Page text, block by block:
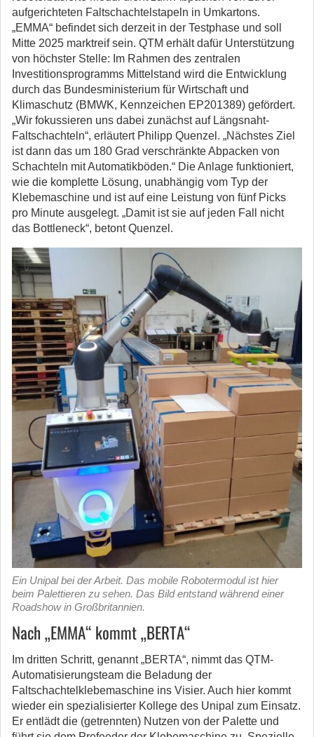
aufgerichteten Faltschachtelstapeln in Umkartons.
„EMMA“ befindet sich derzeit in der Testphase und soll
Mitte 2025 marktreif sein. QTM erhält dafür Unterstützung
von höchster Stelle: Im Rahmen des zentralen
Investitionsprogramms Mittelstand wird die Entwicklung
durch das Bundesministerium für Wirtschaft und
Klimaschutz (BMWK, Kennzeichen EP201389) gefördert.
„Wir fokussieren uns dabei zunächst auf Längsnaht-
Faltschachteln“, erläutert Philipp Quenzel. „Nächstes Ziel
ist dann das um 180 Grad verschränkte Abpacken von
Schachteln mit Automatikböden.“ Die Anlage funktioniert,
wie die komplette Lösung, unabhängig vom Typ der
Klebemaschine und ist auf eine Leistung von fünf Picks
pro Minute ausgelegt. „Damit ist sie auf jeden Fall nicht
das Bottleneck“, betont Quenzel.
Ein Unipal bei der Arbeit. Das mobile Robotermodul ist hier
beim Palettieren zu sehen. Das Bild entstand während einer
Roadshow in Großbritannien.
Nach „EMMA“ kommt „BERTA“
Im dritten Schritt, genannt „BERTA“, nimmt das QTM-
Automatisierungsteam die Beladung der
Faltschachtelklebemaschine ins Visier. Auch hier kommt
wieder ein spezialisierter Kollege des Unipal zum Einsatz.
Er entlädt die (getrennten) Nutzen von der Palette und